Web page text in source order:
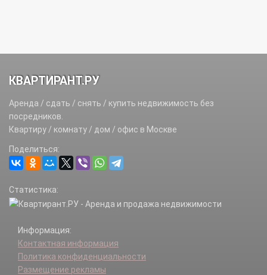
КВАРТИРАНТ.РУ
Аренда / сдать / снять / купить недвижимость без
посредников.
Квартиру / комнату / дом / офис в Москве
Поделиться:
Статистика:
Информация:
Контактная информация
Политика конфиденциальности
Размещение рекламы